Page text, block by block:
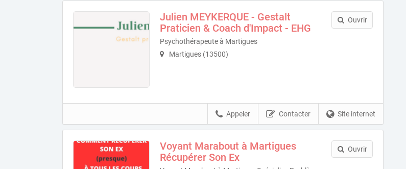
Julien MEYKERQUE - Gestalt
Praticien & Coach d'Impact - EHG
Psychothérapeute à Martigues
Martigues (13500)
Ouvrir
Site internet
Contacter
Appeler
Voyant Marabout à Martigues
Récupérer Son Ex
Ouvrir